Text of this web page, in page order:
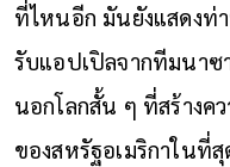
ที่ไหนอีก มันยังแสดงท่
รับแอปเปิลจากทีมนา
นอกโลกสั้น ๆ ที่สร้างค
ของสหรัฐอเมริกาในที่สุ